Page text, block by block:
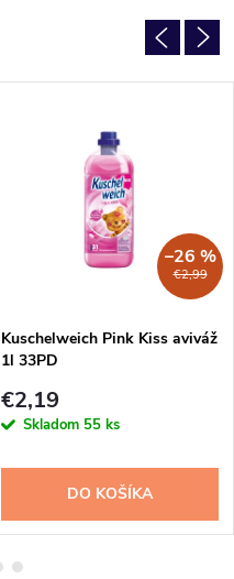
€2,99
–26 %
Kuschelweich Pink Kiss aviváž
1l 33PD
€2,19
Skladom 55 ks
DO KOŠÍKA